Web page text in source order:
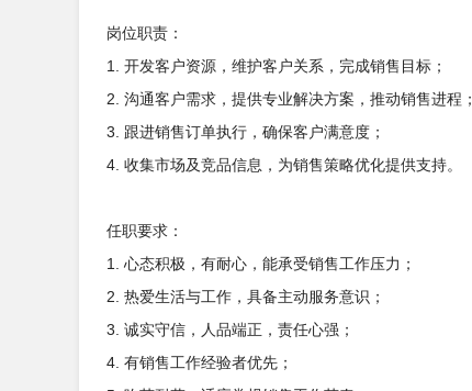
岗位职责：
1. 开发客户资源，维护客户关系，完成销售目标；
2. 沟通客户需求，提供专业解决方案，推动销售进程；
3. 跟进销售订单执行，确保客户满意度；
4. 收集市场及竞品信息，为销售策略优化提供支持。
任职要求：
1. 心态积极，有耐心，能承受销售工作压力；
2. 热爱生活与工作，具备主动服务意识；
3. 诚实守信，人品端正，责任心强；
4. 有销售工作经验者优先；